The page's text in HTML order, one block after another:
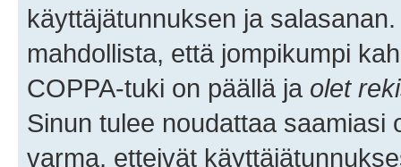
käyttäjätunnuksen ja
mahdollista, että jompikumpi
COPPA-tuki on päällä ja olet
Sinun tulee noudattaa saamiasi
varma, etteivät